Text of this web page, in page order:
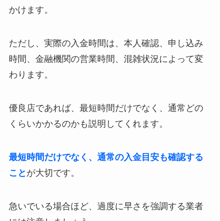
かけます。
ただし、実際の入金時間は、本人確認、申し込み
時間、金融機関の営業時間、混雑状況によって変
わります。
優良店であれば、最短時間だけでなく、通常どの
くらいかかるのかも説明してくれます。
最短時間だけでなく、通常の入金目安も確認する
こと が大切です。
急いでいる場合ほど、過度に早さを強調する業者